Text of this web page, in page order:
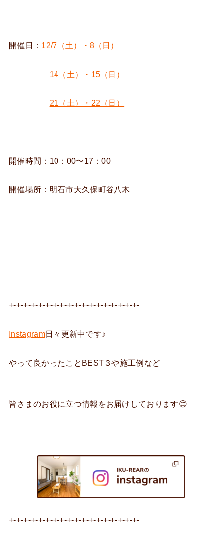
開催日： 12/7（土）・8（日）
14（土）・15（日）
21（土）・22（日）
開催時間：10：00〜17：00
開催場所：明石市大久保町谷八木
+-+-+-+-+-+-+-+-+-+-+-+-+-+-+-+-+-+-
Instagram日々更新中です♪
やって良かったことBEST３や施工例など
皆さまのお役に立つ情報をお届けしております😊
+-+-+-+-+-+-+-+-+-+-+-+-+-+-+-+-+-+-